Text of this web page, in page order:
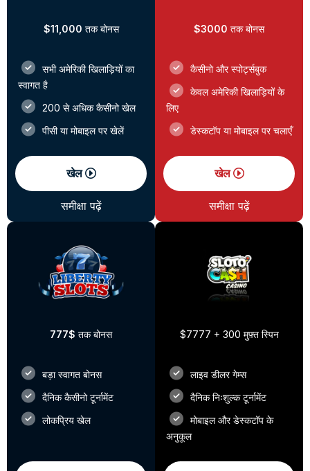
$11,000 तक बोनस
सभी अमेरिकी खिलाड़ियों का
स्वागत है
200 से अधिक कैसीनो खेल
पीसी या मोबाइल पर खेलें
खेल
समीक्षा पढ़ें
$3000 तक बोनस
कैसीनो और स्पोर्ट्सबुक
केवल अमेरिकी खिलाड़ियों के
लिए
डेस्कटॉप या मोबाइल पर चलाएँ
खेल
समीक्षा पढ़ें
777$ तक बोनस
बड़ा स्वागत बोनस
दैनिक कैसीनो टूर्नामेंट
लोकप्रिय खेल
$7777 + 300 मुफ़्त स्पिन
लाइव डीलर गेम्स
दैनिक निःशुल्क टूर्नामेंट
मोबाइल और डेस्कटॉप के
अनुकूल